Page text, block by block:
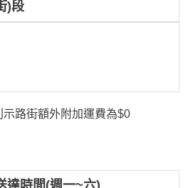
)段
路街額外附加運費為$0
達時間(週一~六)